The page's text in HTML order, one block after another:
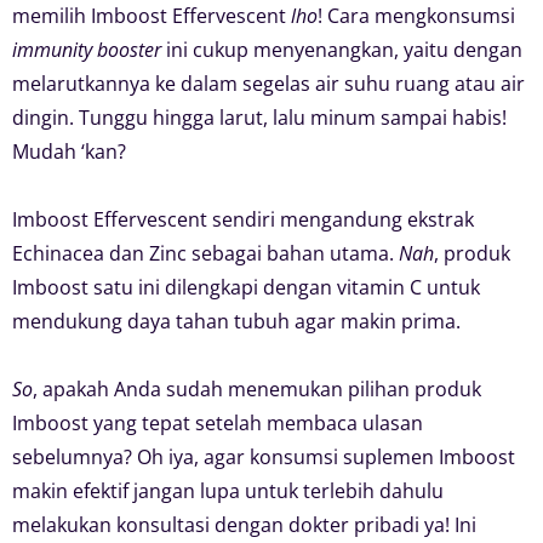
memilih Imboost Effervescentlho! Cara mengkonsumsi
immunity boosterini cukup menyenangkan, yaitu dengan
melarutkannya ke dalam segelas air suhu ruang atau air
dingin. Tunggu hingga larut, lalu minum sampai habis!
Mudah ‘kan?
Imboost Effervescent sendiri mengandung ekstrak
Echinacea dan Zinc sebagai bahan utama. Nah, produk
Imboost satu ini dilengkapi dengan vitamin C untuk
mendukung daya tahan tubuh agar makin prima.
So, apakah Anda sudah menemukan pilihan produk
Imboost yang tepat setelah membaca ulasan
sebelumnya? Oh iya, agar konsumsi suplemen Imboost
makin efektif jangan lupa untuk terlebih dahulu
melakukan konsultasi dengan dokter pribadi ya! Ini